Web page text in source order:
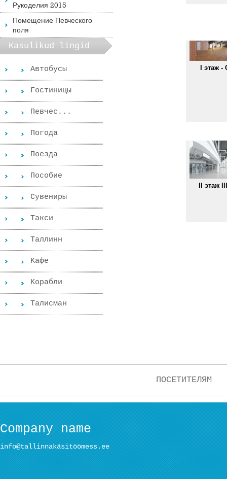
Рукоделия 2015
Помещениe Певческого
поля
Kasulikud lingid
Автобусы
Гостиницы
Певчес...
Погода
Поезда
Пособиe
Сувениры
Такси
Таллинн
Kафе
Kорабли
Tалисман
I этаж -
II этаж
ПОСЕТИТЕЛЯМ
Company name
info@tallinnakäsitöömess.ee